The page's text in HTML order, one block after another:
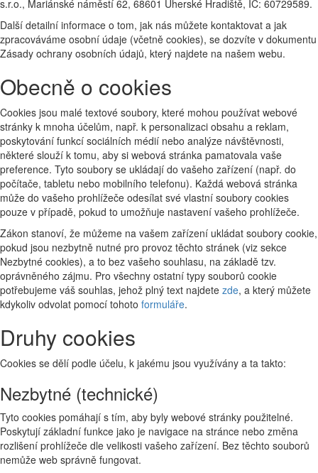
s.r.o., Mariánské náměstí 62, 68601 Uherské Hradiště, IČ: 60729589.
Další detailní informace o tom, jak nás můžete kontaktovat a jak
zpracováváme osobní údaje (včetně cookies), se dozvíte v dokumentu
Zásady ochrany osobních údajů, který najdete na našem webu.
Obecně o cookies
Cookies jsou malé textové soubory, které mohou používat webové
stránky k mnoha účelům, např. k personalizaci obsahu a reklam,
poskytování funkcí sociálních médií nebo analýze návštěvnosti,
některé slouží k tomu, aby si webová stránka pamatovala vaše
preference. Tyto soubory se ukládají do vašeho zařízení (např. do
počítače, tabletu nebo mobilního telefonu). Každá webová stránka
může do vašeho prohlížeče odesílat své vlastní soubory cookies
pouze v případě, pokud to umožňuje nastavení vašeho prohlížeče.
Zákon stanoví, že můžeme na vašem zařízení ukládat soubory cookie,
pokud jsou nezbytně nutné pro provoz těchto stránek (viz sekce
Nezbytné cookies), a to bez vašeho souhlasu, na základě tzv.
oprávněného zájmu. Pro všechny ostatní typy souborů cookie
potřebujeme váš souhlas, jehož plný text najdete zde, a který můžete
kdykoliv odvolat pomocí tohoto formuláře.
Druhy cookies
Cookies se dělí podle účelu, k jakému jsou využívány a ta takto:
Nezbytné (technické)
Tyto cookies pomáhají s tím, aby byly webové stránky použitelné.
Poskytují základní funkce jako je navigace na stránce nebo změna
rozlišení prohlížeče dle velikosti vašeho zařízení. Bez těchto souborů
nemůže web správně fungovat.